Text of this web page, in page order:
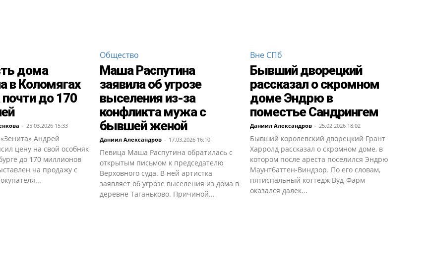
дома
в Коломягах
до 170
- 25.03.2026 15:33
Андрей
цену на свой особняк
до 170 миллионов
на продажу с
Общество
Маша Распутина
заявила об угрозе
выселения из-за
конфликта мужа с
бывшей женой
Даниил Александров - 17.03.2026 16:10
Певица Маша Распутина обратилась с
открытым письмом к председателю
Верховного суда. В ней артистка
заявляет об угрозе выселения из дома в
деревне Таганьково. Причиной...
Вне СПб
Бывший дворецкий
рассказал о скромном
доме Эндрю в
поместье Сандрингем
Даниил Александров - 25.02.2026 18:02
Бывший королевский дворецкий Грант
Харролд рассказал о скромном доме, в
котором после ареста поселился Эндрю
Маунтбаттен-Виндзор. По его словам,
пятиспальный коттедж Вуд-Фарм
оказался далек...